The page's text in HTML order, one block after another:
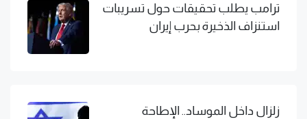
ترامب يطلب تحقيقات حول تسريبات
استنزاف الذخيرة بحرب إيران
زلزال داخل الموساد.. الإطاحة